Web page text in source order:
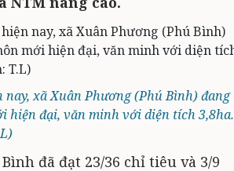
xã Xuân Phương (Phú Bình) đang
hiện đại, văn minh với diện tích 3,8ha.
đã đạt 23/36 chỉ tiêu và 3/9